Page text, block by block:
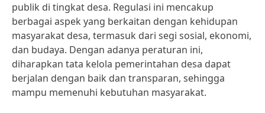
publik di tingkat desa. Regulasi ini mencakup
berbagai aspek yang berkaitan dengan kehidupan
masyarakat desa, termasuk dari segi sosial, ekonomi,
dan budaya. Dengan adanya peraturan ini,
diharapkan tata kelola pemerintahan desa dapat
berjalan dengan baik dan transparan, sehingga
mampu memenuhi kebutuhan masyarakat.